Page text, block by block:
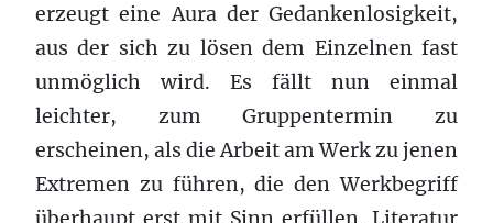
erzeugt eine Aura der Gedankenlosigkeit,
aus der sich zu lösen dem Einzelnen fast
unmöglich wird. Es fällt nun einmal
leichter, zum Gruppentermin zu
erscheinen, als die Arbeit am Werk zu jenen
Extremen zu führen, die den Werkbegriff